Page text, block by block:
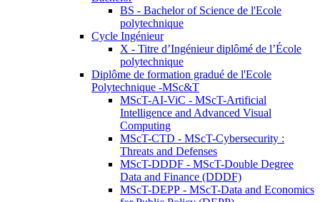
BS - Bachelor of Science de l'Ecole
polytechnique
Cycle Ingénieur
X - Titre d’Ingénieur diplômé de l’École
polytechnique
Diplôme de formation gradué de l'Ecole
Polytechnique -MSc&T
MScT-AI-ViC - MScT-Artificial
Intelligence and Advanced Visual
Computing
MScT-CTD - MScT-Cybersecurity :
Threats and Defenses
MScT-DDDF - MScT-Double Degree
Data and Finance (DDDF)
MScT-DEPP - MScT-Data and Economics